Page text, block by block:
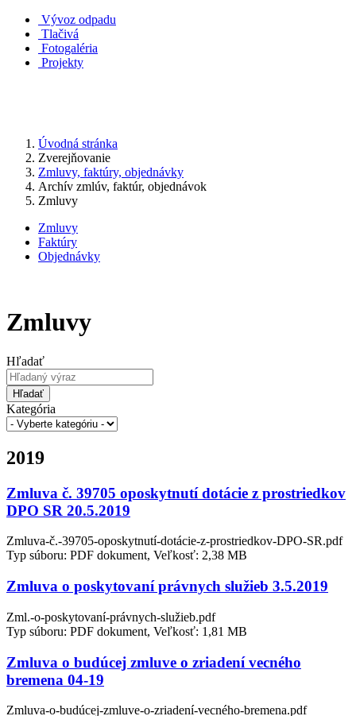
Vývoz odpadu
Tlačivá
Fotogaléria
Projekty
Úvodná stránka
Zverejňovanie
Zmluvy, faktúry, objednávky
Archív zmlúv, faktúr, objednávok
Zmluvy
Zmluvy
Faktúry
Objednávky
Zmluvy
Hľadať
Hľadať
Kategória
2019
Zmluva č. 39705 oposkytnutí dotácie z prostriedkov
DPO SR 20.5.2019
Zmluva-č.-39705-oposkytnutí-dotácie-z-prostriedkov-DPO-SR.pdf
Typ súboru: PDF dokument, Veľkosť: 2,38 MB
Zmluva o poskytovaní právnych služieb 3.5.2019
Zml.-o-poskytovaní-právnych-služieb.pdf
Typ súboru: PDF dokument, Veľkosť: 1,81 MB
Zmluva o budúcej zmluve o zriadení vecného
bremena 04-19
Zmluva-o-budúcej-zmluve-o-zriadení-vecného-bremena.pdf